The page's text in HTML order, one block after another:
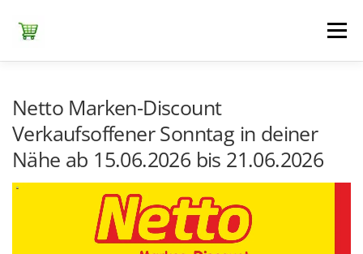
Inhalt
springen
Menü
LIDL NETTO DISCOUNT NORMA REWE
Netto Marken-Discount
Verkaufsoffener Sonntag in deiner
Nähe ab 15.06.2026 bis 21.06.2026